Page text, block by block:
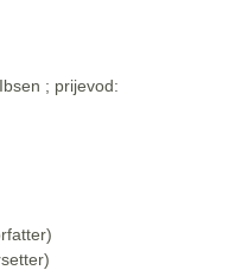
; prijevod: